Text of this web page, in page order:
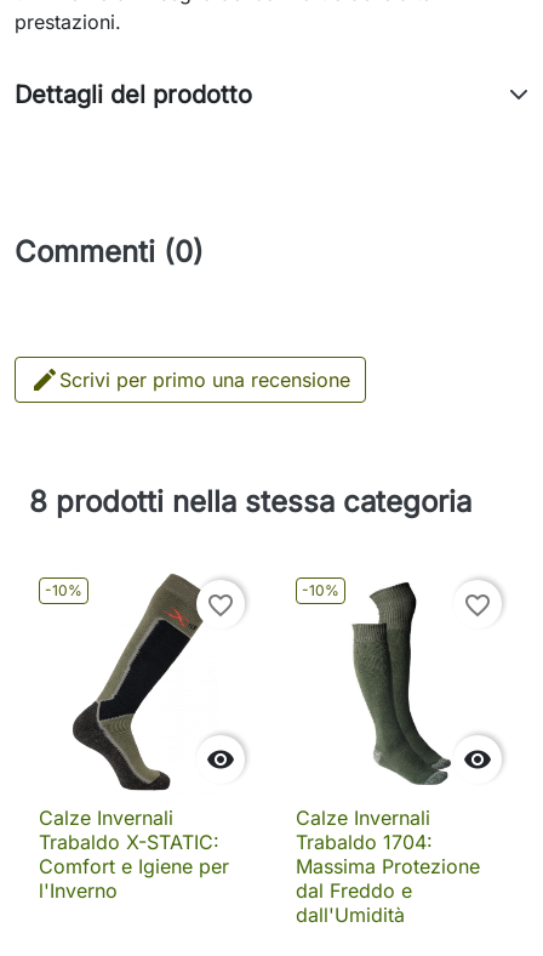
prestazioni.
Dettagli del prodotto
Commenti (0)
 Scrivi per primo una recensione
8 prodotti nella stessa categoria
-10%

favorite_border
Calze Invernali
Trabaldo X-STATIC:
Comfort e Igiene per
l'Inverno
-10%

favorite_border
Calze Invernali
Trabaldo 1704:
Massima Protezione
dal Freddo e
dall'Umidità